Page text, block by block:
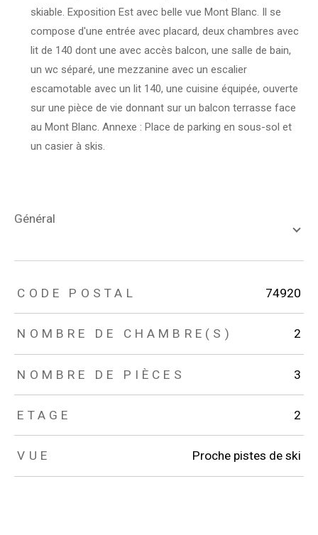
skiable. Exposition Est avec belle vue Mont Blanc. Il se
compose d'une entrée avec placard, deux chambres avec
lit de 140 dont une avec accès balcon, une salle de bain,
un wc séparé, une mezzanine avec un escalier
escamotable avec un lit 140, une cuisine équipée, ouverte
sur une pièce de vie donnant sur un balcon terrasse face
au Mont Blanc. Annexe : Place de parking en sous-sol et
un casier à skis.
général
TRAD_ZEPHYR_Caracteristique TRAD_ZEPHYR_Valeurs
CODE POSTAL 74920
NOMBRE DE CHAMBRE(S) 2
NOMBRE DE PIÈCES 3
ETAGE 2
VUE Proche pistes de ski